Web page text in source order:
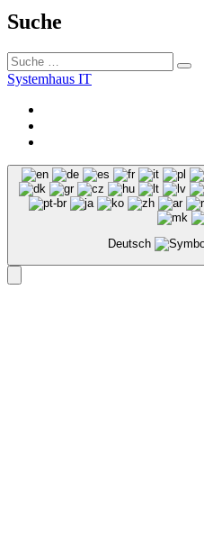
Suche
Tape
Berlin:
Systemhaus IT
Deutsch